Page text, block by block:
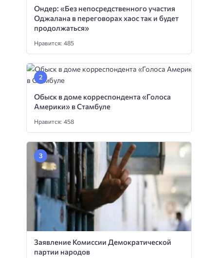
Ондер: «Без непосредственного участия
Оджалана в переговорах хаос так и будет
продолжаться»
Нравится: 485
Обыск в доме корреспондента «Голоса
Америки» в Стамбуле
Нравится: 458
Заявление Комиссии Демократической
партии народов